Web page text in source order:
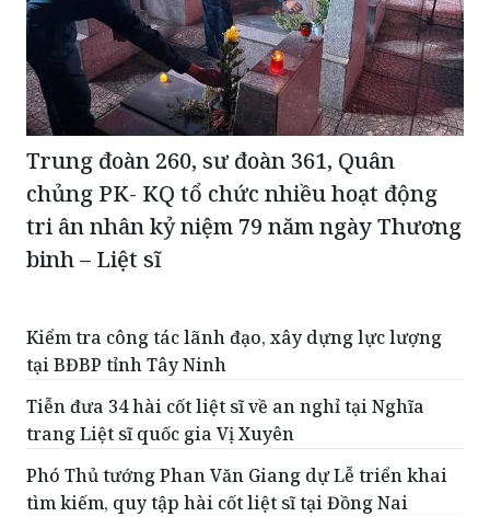
Trung đoàn 260, sư đoàn 361, Quân
chủng PK- KQ tổ chức nhiều hoạt động
tri ân nhân kỷ niệm 79 năm ngày Thương
binh – Liệt sĩ
Kiểm tra công tác lãnh đạo, xây dựng lực lượng
tại BĐBP tỉnh Tây Ninh
Tiễn đưa 34 hài cốt liệt sĩ về an nghỉ tại Nghĩa
trang Liệt sĩ quốc gia Vị Xuyên
Phó Thủ tướng Phan Văn Giang dự Lễ triển khai
tìm kiếm, quy tập hài cốt liệt sĩ tại Đồng Nai